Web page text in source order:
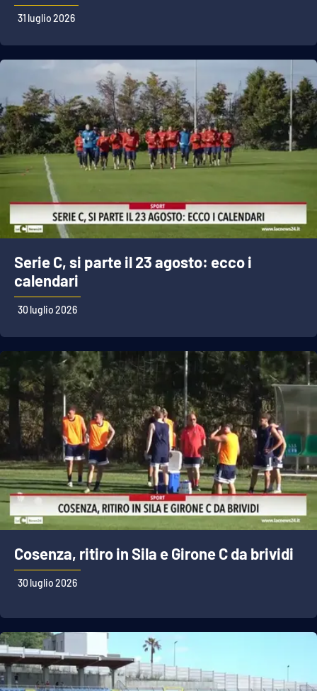
31 luglio 2026
Serie C, si parte il 23 agosto: ecco i
calendari
30 luglio 2026
Cosenza, ritiro in Sila e Girone C da brividi
30 luglio 2026